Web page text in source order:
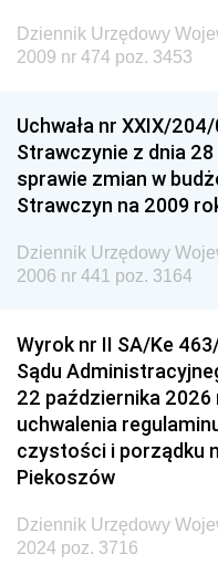
Dziennik Urzędowy
Dziennik Urzędowy
Dziennik Urzędowy
Dziennik Urzędowy
Dziennik Urzędowy
Dziennik Urzędowy
2009 nr 474 poz. 3453
Uchwała nr XXIX/
Strawczynie z dnia
sprawie zmian w
Strawczyn na 2009
Dziennik Urzędowy
2006 nr 441 poz. 3164
Wyrok nr II SA/Ke
Sądu
22 października 2026
uchwalenia
czystości i porządku
Piekoszów
Dziennik Urzędowy
2024 poz. 3716